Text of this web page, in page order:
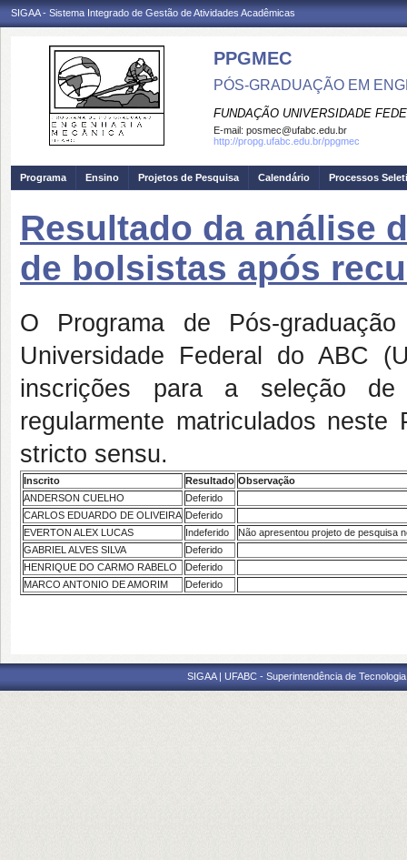
SIGAA - Sistema Integrado de Gestão de Atividades Acadêmicas
PPGMEC
PÓS-GRADUAÇÃO EM
FUNDAÇÃO UNIVERSIDADE
E-mail: posmec@ufabc.edu.br
http://propg.ufabc.edu.br/ppgmec
Programa Ensino Projetos de Pesquisa Calendário Processos
Resultado da análise
de bolsistas após
O Programa de Pós-
Universidade Federal do ABC
inscrições para a seleção
regularmente matriculados
stricto sensu.
Inscrito Resultado Observação
ANDERSON CUELHO
Deferido
CARLOS EDUARDO DE OLIVEIRA Deferido
EVERTON ALEX LUCAS
Indeferido
Não apresentou projeto de pesquisa
GABRIEL ALVES SILVA
Deferido
HENRIQUE DO CARMO RABELO
Deferido
MARCO ANTONIO DE AMORIM
Deferido
SIGAA | UFABC - Superintendência de